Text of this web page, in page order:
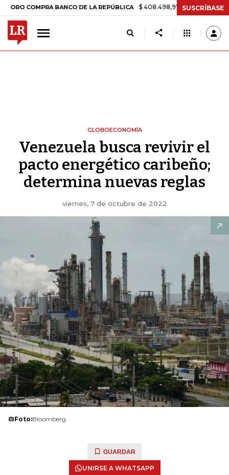
BANCO DE LA REPÚBLICA $ 408.498,97 +$ 8.753,81 +2,19%
SUSCRÍBASE
GLOBOECONOMÍA
Venezuela busca revivir el
pacto energético caribeño;
determina nuevas reglas
viernes, 7 de octubre de 2022
Foto:Bloomberg
GUARDAR
UNIRSE A WHATSAPP